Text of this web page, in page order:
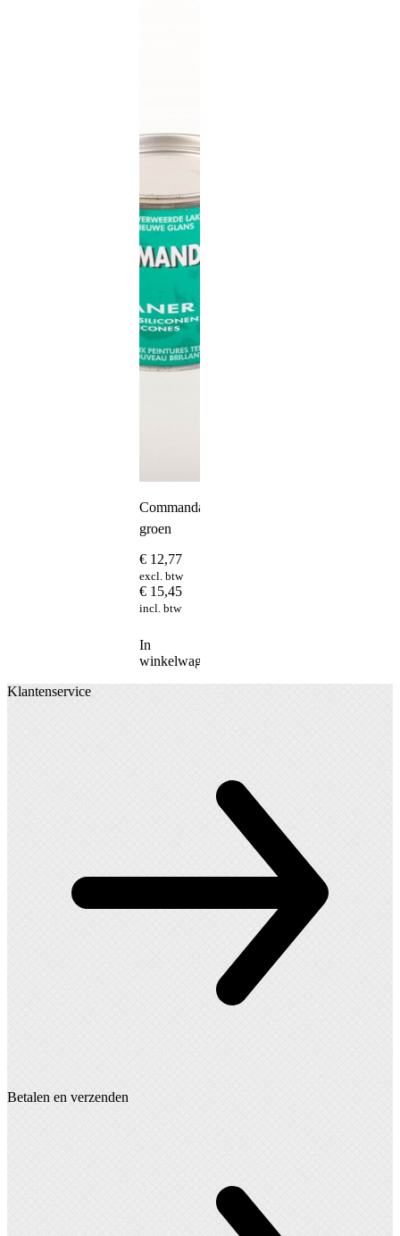
Commandant
groen
€ 12,77
excl. btw
€ 15,45
incl. btw
In
winkelwagen
Klantenservice
Betalen en verzenden